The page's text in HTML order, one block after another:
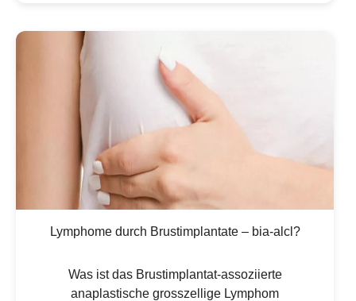
Lymphome durch Brustimplantate – bia-alcl?
Was ist das Brustimplantat-assoziierte
anaplastische grosszellige Lymphom